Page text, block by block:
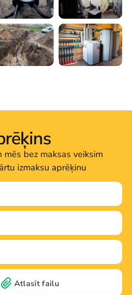
mēs bez maksas veiksim
izmaksu aprēķinu
Atlasīt failu